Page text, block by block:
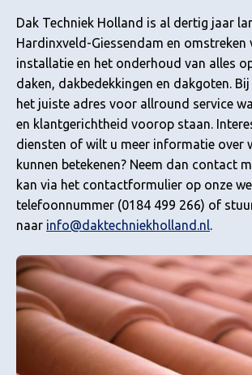
Dak Techniek Holland is al dertig jaar
Hardinxveld-Giessendam en omstreken
installatie en het onderhoud van alles
daken, dakbedekkingen en dakgoten.
het juiste adres voor allround service
en klantgerichtheid voorop staan.
diensten of wilt u meer informatie over
kunnen betekenen? Neem dan contact
kan via het contactformulier op onze
telefoonnummer (0184 499 266) of
naar info@daktechniekholland.nl.